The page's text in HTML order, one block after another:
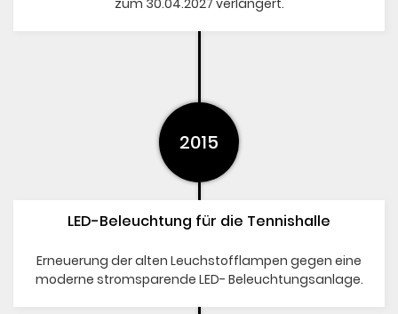
2015
LED-Beleuchtung für die Tennishalle
Erneuerung der alten Leuchstofflampen gegen eine
moderne stromsparende LED- Beleuchtungsanlage.